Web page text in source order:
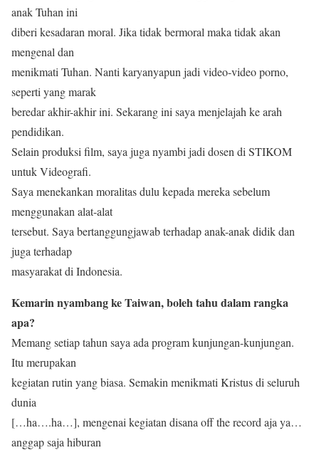
anak Tuhan ini
diberi kesadaran moral. Jika tidak bermoral maka tidak akan
mengenal dan
menikmati Tuhan. Nanti karyanyapun jadi video-video porno,
seperti yang marak
beredar akhir-akhir ini. Sekarang ini saya menjelajah ke arah
pendidikan.
Selain produksi film, saya juga nyambi jadi dosen di STIKOM
untuk Videografi.
Saya menekankan moralitas dulu kepada mereka sebelum
menggunakan alat-alat
tersebut. Saya bertanggungjawab terhadap anak-anak didik dan
juga terhadap
masyarakat di Indonesia.
Kemarin nyambang ke Taiwan, boleh tahu dalam rangka
apa?
Memang setiap tahun saya ada program kunjungan-kunjungan.
Itu merupakan
kegiatan rutin yang biasa. Semakin menikmati Kristus di seluruh
dunia
[…ha….ha…], mengenai kegiatan disana off the record aja ya…
anggap saja hiburan